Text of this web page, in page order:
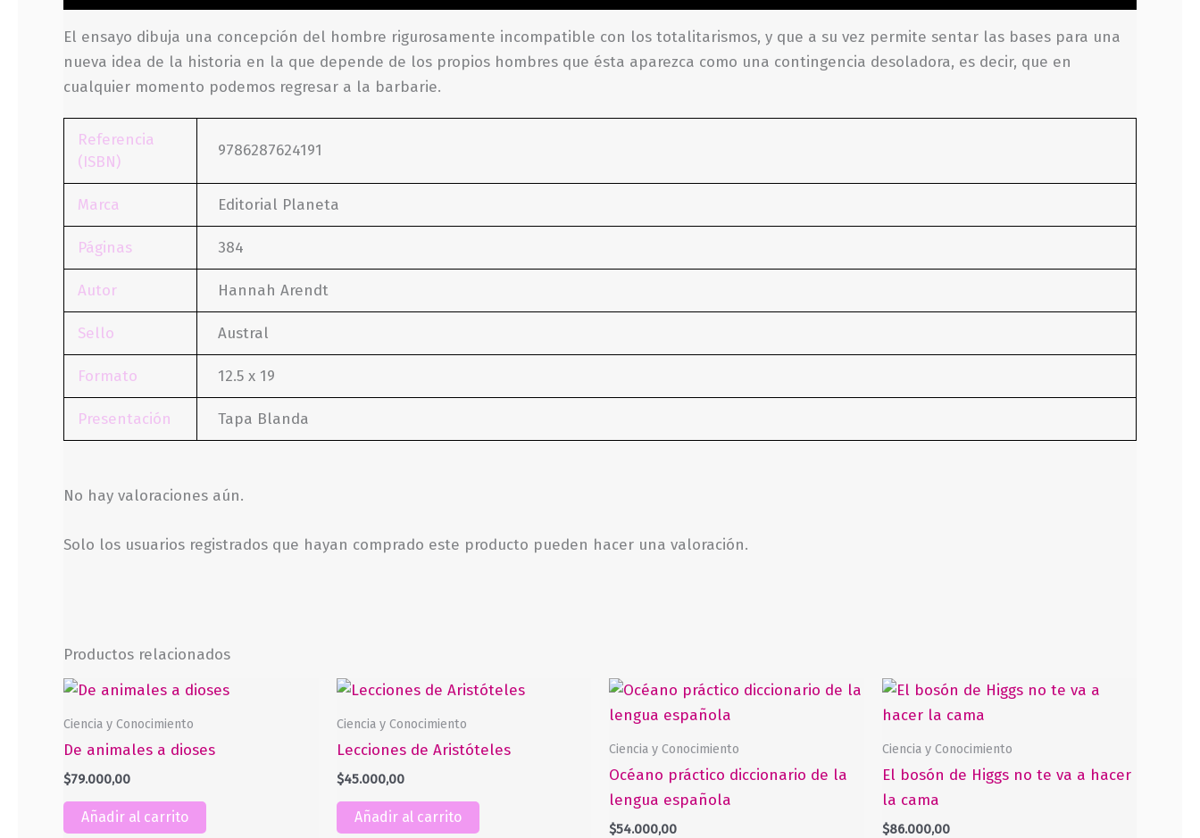
El ensayo dibuja una concepción del hombre rigurosamente incompatible con los totalitarismos, y que a su vez permite sentar las bases para una
nueva idea de la historia en la que depende de los propios hombres que ésta aparezca como una contingencia desoladora, es decir, que en
cualquier momento podemos regresar a la barbarie.
Referencia
(ISBN)
9786287624191
Marca Editorial Planeta
Páginas 384
Autor Hannah Arendt
Sello Austral
Formato 12.5 x 19
Presentación Tapa Blanda
No hay valoraciones aún.
Solo los usuarios registrados que hayan comprado este producto pueden hacer una valoración.
Productos relacionados
Ciencia y Conocimiento
De animales a dioses
$79.000,00
Añadir al carrito
Ciencia y Conocimiento
Lecciones de Aristóteles
$45.000,00
Añadir al carrito
Ciencia y Conocimiento
Océano práctico diccionario de la
lengua española
$54.000,00
Ciencia y Conocimiento
El bosón de Higgs no te va a hacer
la cama
$86.000,00